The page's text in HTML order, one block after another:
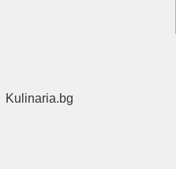
Kulinaria.bg